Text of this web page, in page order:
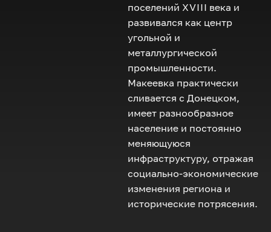
поселений XVIII века и
развивался как центр
угольной и
металлургической
промышленности.
Макеевка практически
сливается с Донецком,
имеет разнообразное
население и постоянно
меняющуюся
инфраструктуру, отражая
социально-экономические
изменения региона и
исторические потрясения.